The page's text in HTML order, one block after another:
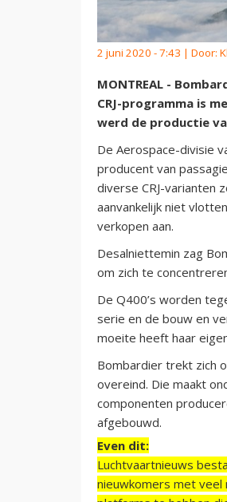
2 juni 2020 - 7:43 | Door:
MONTREAL -
CRJ-programma is
werd de productie
De Aerospace-divisie
producent van
diverse CRJ-varianten
aanvankelijk niet
verkopen aan.
Desalniettemin zag
om zich te
De Q400’s worden
serie en de bouw en
moeite heeft haar
Bombardier trekt zich
overeind. Die maakt
componenten
afgebouwd.
Even dit:
Luchtvaartnieuws
nieuwkomers met veel